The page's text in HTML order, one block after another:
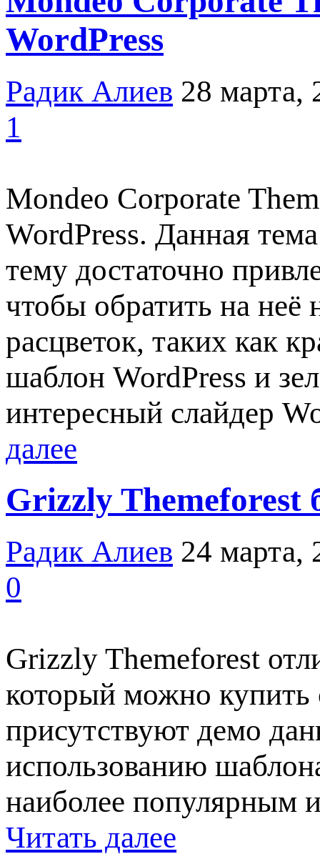
WordPress
Радик Алиев 28 марта,
1
Mondeo Corporate
WordPress. Данная
тему достаточно
чтобы обратить на
расцветок, таких как
шаблон WordPress и
интересный слайдер
далее
Grizzly Themeforest
Радик Алиев 24 марта,
0
Grizzly Themeforest
который можно
присутствуют демо
использованию
наиболее популярным
Читать далее